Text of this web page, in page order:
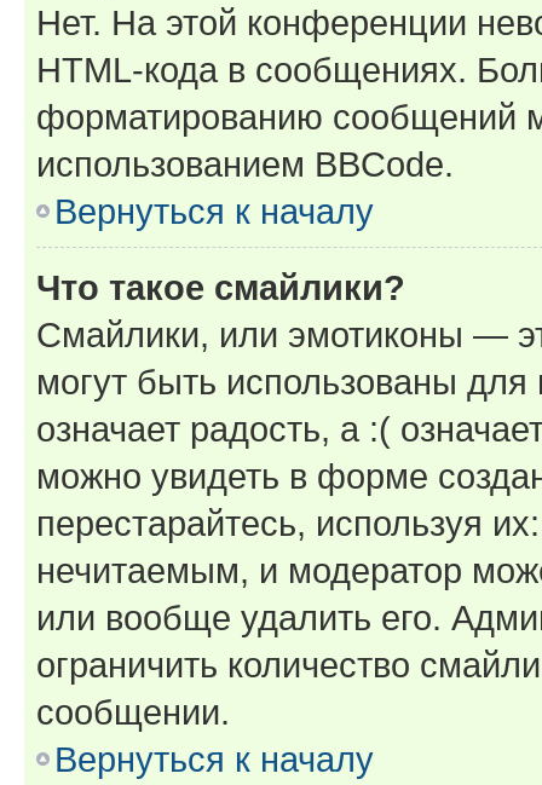
Нет. На этой конференции
HTML-кода в сообщениях.
форматированию сообщений
использованием BBCode.
Вернуться к началу
Что такое смайлики?
Смайлики, или эмотиконы —
могут быть использованы
означает радость, а :(
можно увидеть в форме
перестарайтесь, используя
нечитаемым, и модератор
или вообще удалить его.
ограничить количество
сообщении.
Вернуться к началу